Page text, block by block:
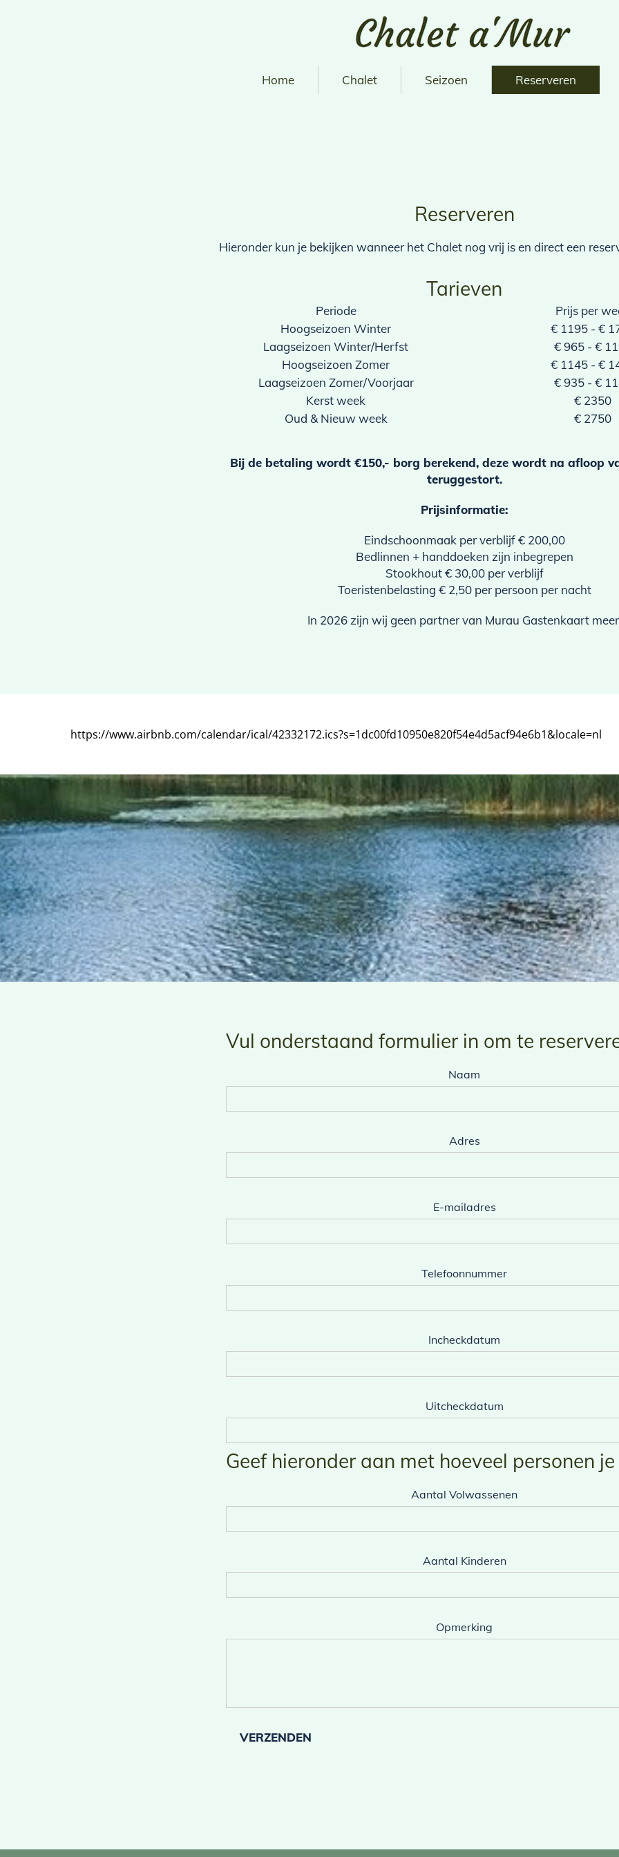
Home Chalet Seizoen Reserveren
Reserveren
Hieronder kun je bekijken wanneer het Chalet nog vrij is en direct een
Tarieven
Periode
Prijs per
Hoogseizoen Winter
€ 1195 - €
Laagseizoen Winter/Herfst
€ 965 - €
Hoogseizoen Zomer
€ 1145 - €
Laagseizoen Zomer/Voorjaar
€ 935 - €
Kerst week
€ 2350
Oud & Nieuw week
€ 2750
Bij de betaling wordt €150,- borg berekend, deze wordt na afloop
teruggestort.
Prijsinformatie:
Eindschoonmaak per verblijf € 200,00
Bedlinnen + handdoeken zijn inbegrepen
Stookhout € 30,00 per verblijf
Toeristenbelasting € 2,50 per persoon per nacht
In 2026 zijn wij geen partner van Murau Gastenkaart
https://www.airbnb.com/calendar/ical/42332172.ics?s=1dc00fd10950e820f54e4d5acf94e6b1&locale=nl
Vul onderstaand formulier in om te
Naam
Adres
E-mailadres
Telefoonnummer
Incheckdatum
Uitcheckdatum
Geef hieronder aan met hoeveel personen
Aantal Volwassenen
Aantal Kinderen
Opmerking